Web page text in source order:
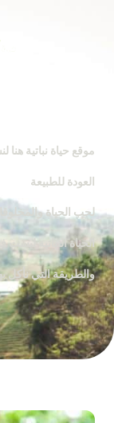
موقع حياة نباتية
العودة للطبيعة
لحب الحياة
الحياة النباتية
والطريقة التي نأكل